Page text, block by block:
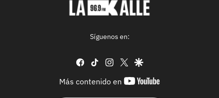
Síguenos en:
facebook
tiktok instagram
twittergoogle
Más contenido en
youtube-